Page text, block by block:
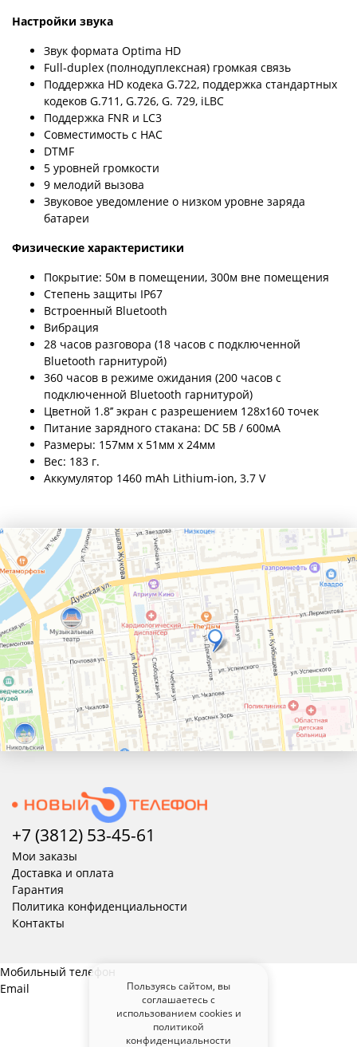
Настройки звука
Звук формата Optima HD
Full-duplex (полнодуплексная) громкая связь
Поддержка HD кодека G.722, поддержка стандартных
кодеков G.711, G.726, G. 729, iLBC
Поддержка FNR и LC3
Совместимость с HAC
DTMF
5 уровней громкости
9 мелодий вызова
Звуковое уведомление о низком уровне заряда
батареи
Физические характеристики
Покрытие: 50м в помещении, 300м вне помещения
Степень защиты IP67
Встроенный Bluetooth
Вибрация
28 часов разговора (18 часов с подключенной
Bluetooth гарнитурой)
360 часов в режиме ожидания (200 часов с
подключенной Bluetooth гарнитурой)
Цветной 1.8’’ экран с разрешением 128x160 точек
Питание зарядного стакана: DC 5В / 600мA
Размеры: 157мм x 51мм x 24мм
Вес: 183 г.
Аккумулятор 1460 mAh Lithium-ion, 3.7 V
+7 (3812) 53-45-61
Мои заказы
Доставка и оплата
Гарантия
Политика конфиденциальности
Контакты
Пользуясь сайтом, вы
соглашаетесь с
использованием cookies и
политикой
конфиденциальности
Мобильный телефон
Email